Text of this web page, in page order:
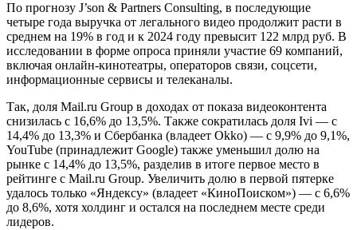
По прогнозу J’son & Partners Consulting, в последующие
четыре года выручка от легального видео продолжит расти в
среднем на 19% в год и к 2024 году превысит 122 млрд руб. В
исследовании в форме опроса приняли участие 69 компаний,
включая онлайн-кинотеатры, операторов связи, соцсети,
информационные сервисы и телеканалы.
Так, доля Mail.ru Group в доходах от показа видеоконтента
снизилась с 16,6% до 13,5%. Также сократилась доля Ivi — с
14,4% до 13,3% и Сбербанка (владеет Okko) — с 9,9% до 9,1%,
YouTube (принадлежит Google) также уменьшил долю на
рынке с 14,4% до 13,5%, разделив в итоге первое место в
рейтинге с Mail.ru Group. Увеличить долю в первой пятерке
удалось только «Яндексу» (владеет «КиноПоиском») — с 6,6%
до 8,6%, хотя холдинг и остался на последнем месте среди
лидеров.